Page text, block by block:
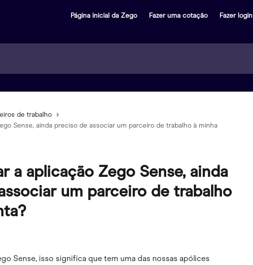
Página inicial da Zego Fazer uma cotação Fazer login
de trabalho
Sense, ainda preciso de associar um parceiro de trabalho à minha
a aplicação Zego Sense, ainda
um parceiro de trabalho
Sense, isso significa que tem uma das nossas apólices